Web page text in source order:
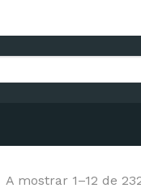
A mostrar 1–12 de